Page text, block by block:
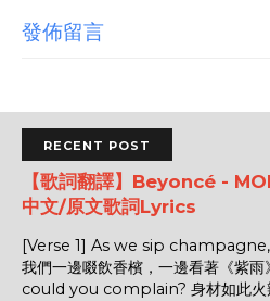
發佈留言
RECENT POST
【歌詞翻譯】Beyoncé -
中文/原文歌詞Lyrics
[Verse 1] As we sip
我們一邊啜飲香檳，一邊看著《紫
could you complain? 身材如此火